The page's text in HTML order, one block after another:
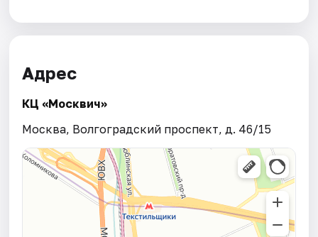
Адрес
КЦ «Москвич»
Москва, Волгоградский проспект, д. 46/15